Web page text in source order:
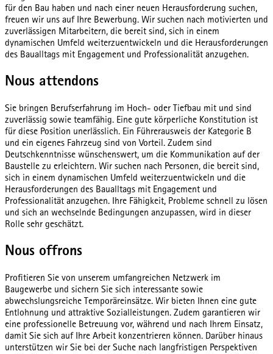
für den Bau haben und nach einer neuen Herausforderung suchen,
freuen wir uns auf Ihre Bewerbung. Wir suchen nach motivierten und
zuverlässigen Mitarbeitern, die bereit sind, sich in einem
dynamischen Umfeld weiterzuentwickeln und die Herausforderungen
des Baualltags mit Engagement und Professionalität anzugehen.
Nous attendons
Sie bringen Berufserfahrung im Hoch- oder Tiefbau mit und sind
zuverlässig sowie teamfähig. Eine gute körperliche Konstitution ist
für diese Position unerlässlich. Ein Führerausweis der Kategorie B
und ein eigenes Fahrzeug sind von Vorteil. Zudem sind
Deutschkenntnisse wünschenswert, um die Kommunikation auf der
Baustelle zu erleichtern. Wir suchen nach Personen, die bereit sind,
sich in einem dynamischen Umfeld weiterzuentwickeln und die
Herausforderungen des Baualltags mit Engagement und
Professionalität anzugehen. Ihre Fähigkeit, Probleme schnell zu lösen
und sich an wechselnde Bedingungen anzupassen, wird in dieser
Rolle sehr geschätzt.
Nous offrons
Profitieren Sie von unserem umfangreichen Netzwerk im
Baugewerbe und sichern Sie sich interessante sowie
abwechslungsreiche Temporäreinsätze. Wir bieten Ihnen eine gute
Entlohnung und attraktive Sozialleistungen. Zudem garantieren wir
eine professionelle Betreuung vor, während und nach Ihrem Einsatz,
damit Sie sich auf Ihre Arbeit konzentrieren können. Darüber hinaus
unterstützen wir Sie bei der Suche nach langfristigen Perspektiven